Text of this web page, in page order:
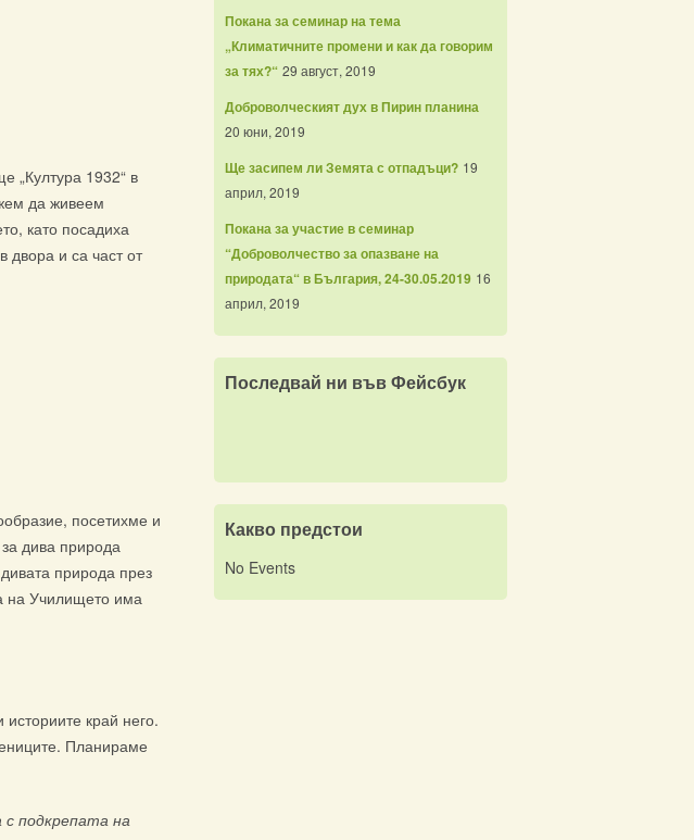
„Култура 1932“ в
да живеем
като посадиха
и са част от
посетихме и
дива природа
природа през
на Училището има
край него.
Планираме
с подкрепата на
Покана за семинар на тема
„Климатичните промени и как да говорим
за тях?“ 29 август, 2019
Доброволческият дух в Пирин планина
20 юни, 2019
Ще засипем ли Земята с отпадъци? 19
април, 2019
Покана за участие в семинар
“Доброволчество за опазване на
природата“ в България, 24-30.05.2019 16
април, 2019
Последвай ни във Фейсбук
Какво предстои
No Events